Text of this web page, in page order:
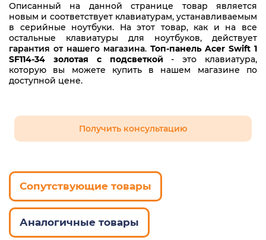
Описанный на данной странице товар является
новым и соответствует клавиатурам, устанавливаемым
в серийные ноутбуки. На этот товар, как и на все
остальные клавиатуры для ноутбуков, действует
гарантия от нашего магазина. Топ-панель Acer Swift 1
SF114-34 золотая с подсветкой - это клавиатура,
которую вы можете купить в нашем магазине по
доступной цене.
Получить консультацию
Сопутствующие товары
Аналогичные товары